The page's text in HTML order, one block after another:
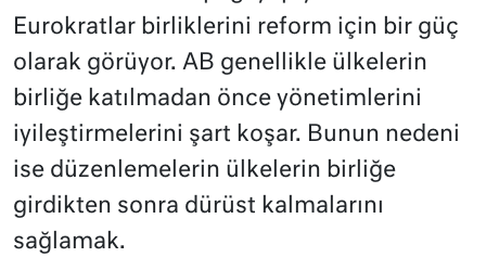
Eurokratlar birliklerini reform için bir güç
olarak görüyor. AB genellikle ülkelerin
birliğe katılmadan önce yönetimlerini
iyileştirmelerini şart koşar. Bunun nedeni
ise düzenlemelerin ülkelerin birliğe
girdikten sonra dürüst kalmalarını
sağlamak.